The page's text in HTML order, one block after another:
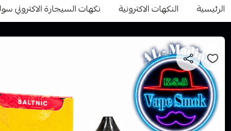
الرئيسية النكهات الاكترونية نكهات السيجارة الاكتروني